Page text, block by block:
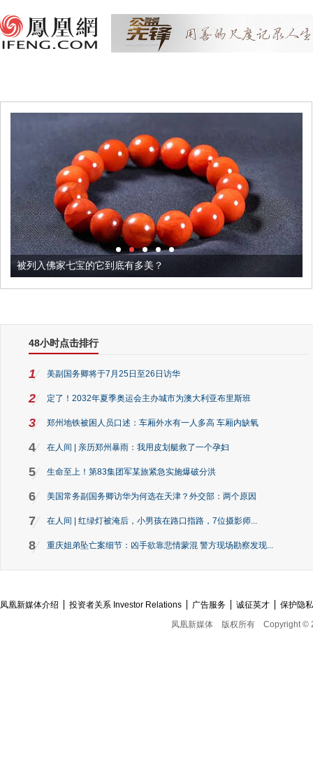
被列入佛家七宝的它到底有多美？
48小时点击排行
1 美副国务卿将于7月25日至26日访华
2 定了！2032年夏季奥运会主办城市为澳大利亚布里斯班
3 郑州地铁被困人员口述：车厢外水有一人多高 车厢内缺氧
4 在人间 | 亲历郑州暴雨：我用皮划艇救了一个孕妇
5 生命至上！第83集团军某旅紧急实施爆破分洪
6 美国常务副国务卿访华为何选在天津？外交部：两个原因
7 在人间 | 红绿灯被淹后，小男孩在路口指路，7位摄影师...
8 重庆姐弟坠亡案细节：凶手欲靠悲情蒙混 警方现场勘察发现...
凤凰新媒体介绍 投资者关系 Investor Relations 广告服务 诚征英才
保护隐
凤凰新媒体
版权所有 Copyright ©